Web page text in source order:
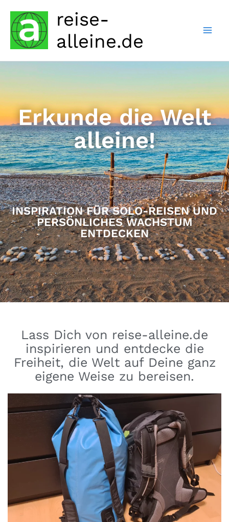
Inhalt
springen
reise-
alleine.de
Erkunde die Welt
alleine!
INSPIRATION FÜR SOLO-REISEN UND
PERSÖNLICHES WACHSTUM
ENTDECKEN
Lass Dich von reise-alleine.de
inspirieren und entdecke die
Freiheit, die Welt auf Deine ganz
eigene Weise zu bereisen.